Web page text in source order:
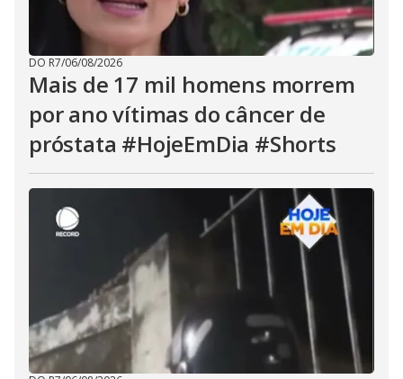
DO R7/06/08/2026
Mais de 17 mil homens morrem
por ano vítimas do câncer de
próstata #HojeEmDia #Shorts